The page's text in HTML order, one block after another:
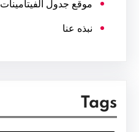
موقع جدول الفيتامينات
نبذه عنا
Tags